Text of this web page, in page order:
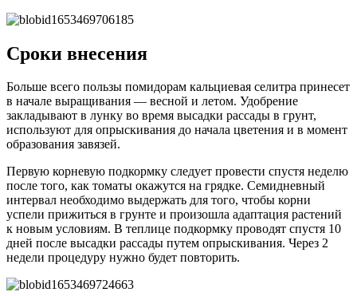
Сроки внесения
Больше всего пользы помидорам кальциевая селитра принесет
в начале выращивания — весной и летом. Удобрение
закладывают в лунку во время высадки рассады в грунт,
используют для опрыскивания до начала цветения и в момент
образования завязей.
Первую корневую подкормку следует провести спустя неделю
после того, как томаты окажутся на грядке. Семидневный
интервал необходимо выдержать для того, чтобы корни
успели прижиться в грунте и произошла адаптация растений
к новым условиям. В теплице подкормку проводят спустя 10
дней после высадки рассады путем опрыскивания. Через 2
недели процедуру нужно будет повторить.